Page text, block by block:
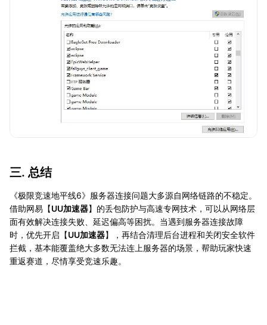
三. 总结
《极限竞速地平线6》服务器连接问题大多源自网络链路的不稳定。
借助网易【UU加速器】的丢包防护与高速专网技术，可以从网络层
面有效解决连接失败、延迟偏高等困扰。当遇到服务器连接故障
时，优先开启【UU加速器】，再结合清理后台进程和关闭安全软件
拦截，基本能覆盖绝大多数无法连上服务器的场景，帮助玩家快速
重返赛道，尽情享受竞速乐趣。